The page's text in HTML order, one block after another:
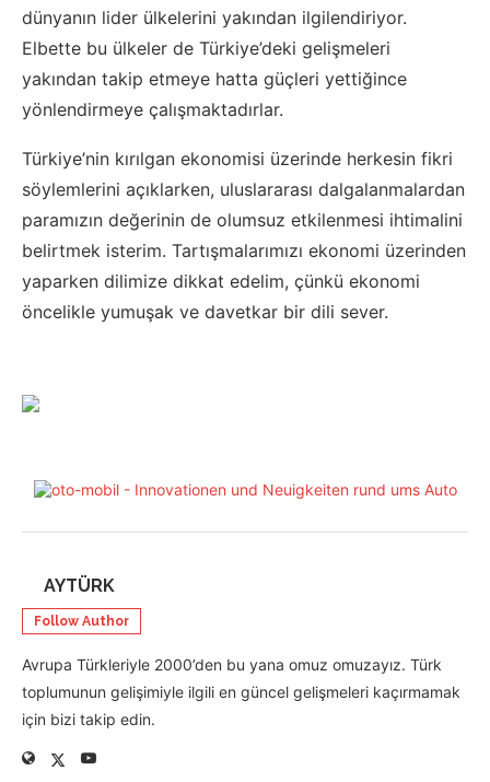
dünyanın lider ülkelerini yakından ilgilendiriyor.
Elbette bu ülkeler de Türkiye’deki gelişmeleri
yakından takip etmeye hatta güçleri yettiğince
yönlendirmeye çalışmaktadırlar.
Türkiye’nin kırılgan ekonomisi üzerinde herkesin fikri
söylemlerini açıklarken, uluslararası dalgalanmalardan
paramızın değerinin de olumsuz etkilenmesi ihtimalini
belirtmek isterim. Tartışmalarımızı ekonomi üzerinden
yaparken dilimize dikkat edelim, çünkü ekonomi
öncelikle yumuşak ve davetkar bir dili sever.
AYTÜRK
Follow Author
Avrupa Türkleriyle 2000’den bu yana omuz omuzayız. Türk
toplumunun gelişimiyle ilgili en güncel gelişmeleri kaçırmamak
için bizi takip edin.